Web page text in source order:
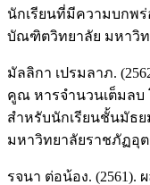
นักเรียนที่มีความบกพ
บัณฑิตวิทยาลัย มหาวิท
มัลลิกา เปรมลาภ.
คูณ หารจำนวนเต็มลบ
สำหรับนักเรียนชั้นมัธ
มหาวิทยาลัยราชภัฏอุ
รจนา ต่อน้อง. (2561).